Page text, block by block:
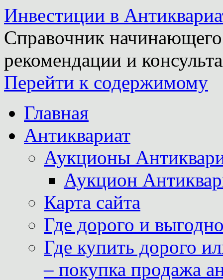
Инвестиции в
Справочник
рекомендации и
Перейти к содержимому
Главная
Антиквариат
Аукционы
Аукцион
Карта сайта
Где дорого и
Где купить дорого
– покупка продажа